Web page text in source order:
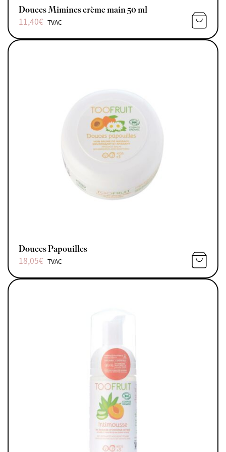
Douces Mimines crème main 50 ml
11,40€ TVAC
Douces Papouilles
18,05€ TVAC